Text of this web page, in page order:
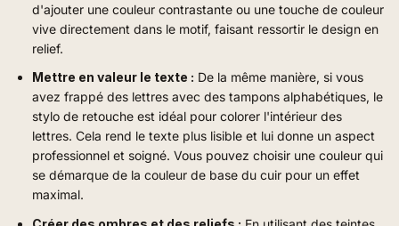
d'ajouter une couleur contrastante ou une touche de couleur
vive directement dans le motif, faisant ressortir le design en
relief.
Mettre en valeur le texte : De la même manière, si vous
avez frappé des lettres avec des tampons alphabétiques, le
stylo de retouche est idéal pour colorer l'intérieur des
lettres. Cela rend le texte plus lisible et lui donne un aspect
professionnel et soigné. Vous pouvez choisir une couleur qui
se démarque de la couleur de base du cuir pour un effet
maximal.